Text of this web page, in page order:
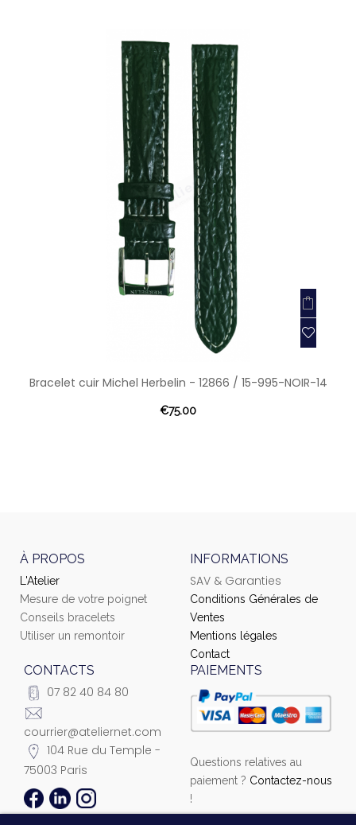
Bracelet cuir Michel Herbelin - 12866 / 15-995-NOIR-14
€75.00
À PROPOS
L'Atelier
Mesure de votre poignet
Conseils bracelets
Utiliser un remontoir
INFORMATIONS
SAV & Garanties
Conditions Générales de
Ventes
Mentions légales
Contact
CONTACTS
07 82 40 84 80
courrier@ateliernet.com
104 Rue du Temple -
75003 Paris
PAIEMENTS
Questions relatives au
paiement ? Contactez-nous
!